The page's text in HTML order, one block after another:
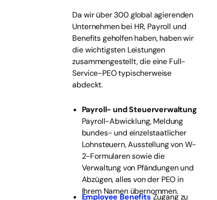
Da wir über 300 global agierenden
Unternehmen bei HR, Payroll und
Benefits geholfen haben, haben wir
die wichtigsten Leistungen
zusammengestellt, die eine Full-
Service-PEO typischerweise
abdeckt.
Payroll- und Steuerverwaltung
Payroll-Abwicklung, Meldung
bundes- und einzelstaatlicher
Lohnsteuern, Ausstellung von W-
2-Formularen sowie die
Verwaltung von Pfändungen und
Abzügen, alles von der PEO in
Ihrem Namen übernommen.
Employee BenefitsZugang zu